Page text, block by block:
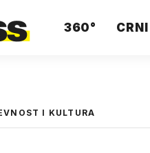
360°
I KULTURA